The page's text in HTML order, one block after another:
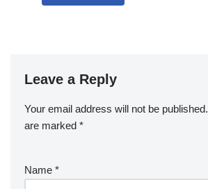
Leave a Reply
Your email address will not be published.
are marked *
Name *